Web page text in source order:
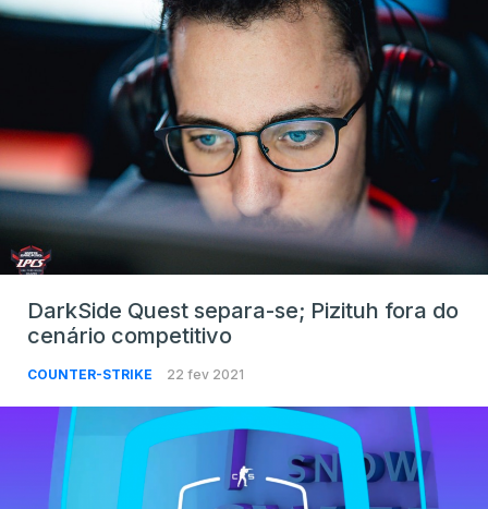
DarkSide Quest separa-se; Pizituh fora do
cenário competitivo
COUNTER-STRIKE 22 fev 2021